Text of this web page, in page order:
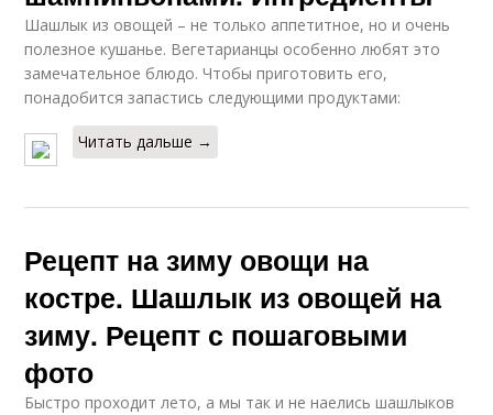
Шашлык из овощей – не только аппетитное, но и очень
полезное кушанье. Вегетарианцы особенно любят это
замечательное блюдо. Чтобы приготовить его,
понадобится запастись следующими продуктами:
Читать дальше →
Рецепт на зиму овощи на
костре. Шашлык из овощей на
зиму. Рецепт с пошаговыми
фото
Быстро проходит лето, а мы так и не наелись шашлыков